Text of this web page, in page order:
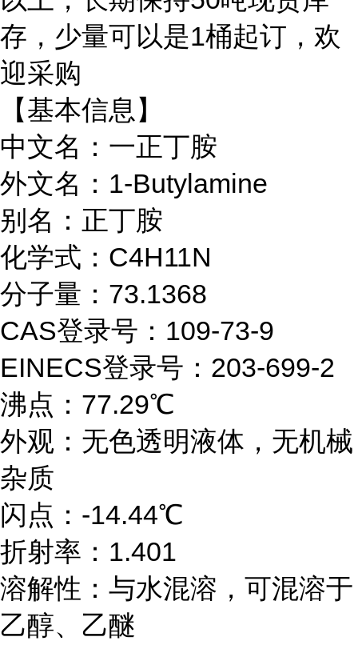
存，少量可以是1桶起订，欢
迎采购
【基本信息】
中文名：一正丁胺
外文名：1-Butylamine
别名：正丁胺
化学式：C4H11N
分子量：73.1368
CAS登录号：109-73-9
EINECS登录号：203-699-2
沸点：77.29℃
外观：无色透明液体，无机械
杂质
闪点：-14.44℃
折射率：1.401
溶解性：与水混溶，可混溶于
乙醇、乙醚